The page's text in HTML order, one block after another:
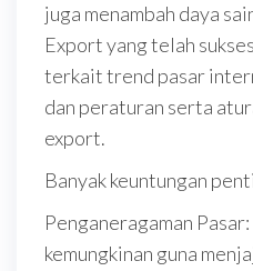
juga menambah daya
Export yang telah
terkait trend pasar
dan peraturan serta
export.
Banyak keuntungan
Penganeragaman
kemungkinan guna